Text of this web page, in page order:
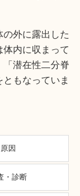
外に露出した
内に収まって
「潜在性二分脊
もなっていま
原因
・診断